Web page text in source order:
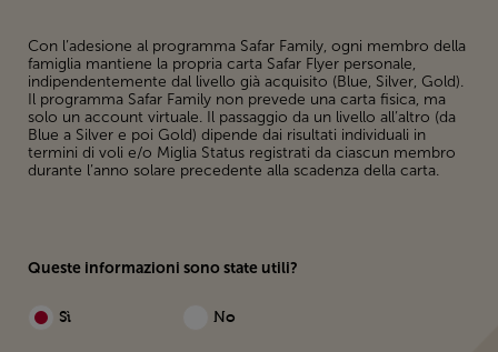
Con l’adesione al programma Safar Family, ogni membro della
famiglia mantiene la propria carta Safar Flyer personale,
indipendentemente dal livello già acquisito (Blue, Silver, Gold).
Il programma Safar Family non prevede una carta fisica, ma
solo un account virtuale. Il passaggio da un livello all’altro (da
Blue a Silver e poi Gold) dipende dai risultati individuali in
termini di voli e/o Miglia Status registrati da ciascun membro
durante l’anno solare precedente alla scadenza della carta.
Queste informazioni sono state utili?
Sì No